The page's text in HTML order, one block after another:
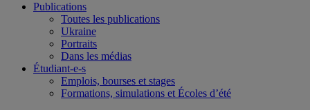
Publications
Toutes les publications
Ukraine
Portraits
Dans les médias
Étudiant-e-s
Emplois, bourses et stages
Formations, simulations et Écoles d’été